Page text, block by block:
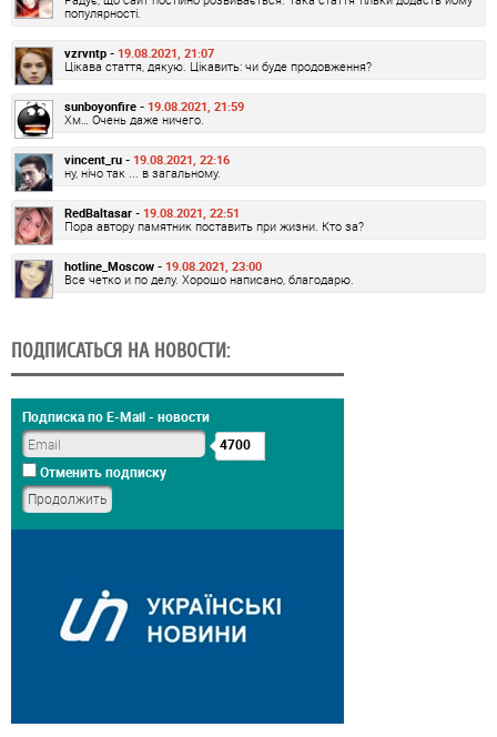
популярності.
vzrvntp - 19.08.2021, 21:07
Цікава стаття, дякую. Цікавить: чи буде продовження?
sunboyonfire - 19.08.2021, 21:59
Хм… Очень даже ничего.
vincent_ru - 19.08.2021, 22:16
ну, нічо так ... в загальному.
RedBaltasar - 19.08.2021, 22:51
Пора автору памятник поставить при жизни. Кто за?
hotline_Moscow - 19.08.2021, 23:00
Все четко и по делу. Хорошо написано, благодарю.
ПОДПИСАТЬСЯ НА НОВОСТИ:
Подписка по E-Mail - новости
4700
Отменить подписку